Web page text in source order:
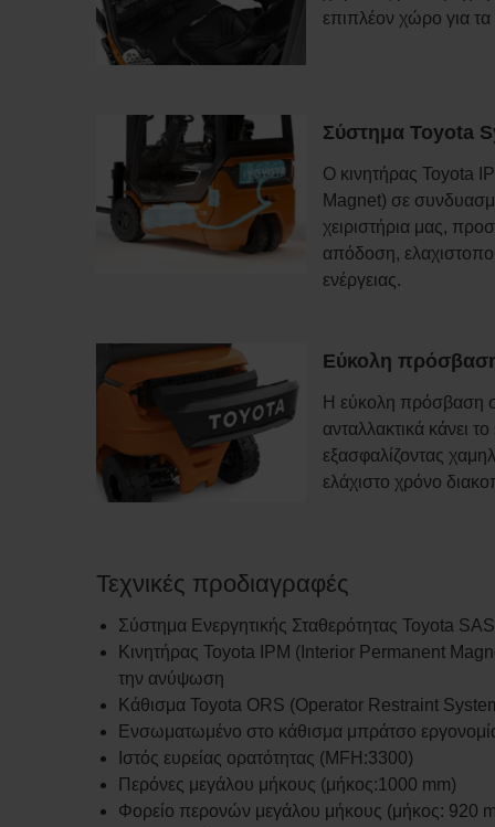
επιπλέον χώρο για
Σύστημα Toyota
Ο κινητήρας Toyota
Magnet) σε
χειριστήρια μας,
απόδοση,
ενέργειας.
Εύκολη
Η εύκολη πρόσβαση
ανταλλακτικά κάνει
εξασφαλίζοντας
ελάχιστο χρόνο
Τεχνικές προδιαγραφές
Σύστημα Ενεργητικής Σταθερότητας Toyota
Κινητήρας Toyota IPM (Interior Permanent
την ανύψωση
Κάθισμα Toyota ORS (Operator Restraint
Ενσωματωμένο στο κάθισμα μπράτσο
Ιστός ευρείας ορατότητας (MFH:3300)
Περόνες μεγάλου μήκους (μήκος:1000 mm)
Φορείο περονών μεγάλου μήκους (μήκος: 920